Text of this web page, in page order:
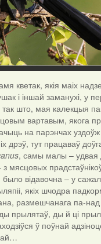
кветак, якія маіх
і іншай заманухі, у
так што, мая калекцыя
вартавым, якога
на парэнчах уздоўж
дрэў, тут працаваў
, самы малы –
з мясцовых
відавочна – у
якіх шчодра
размешчанага па-
прылятаў, ды й ці
ў поўнай